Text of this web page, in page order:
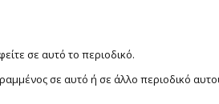
σε αυτό το περιοδικό.
σε αυτό ή σε άλλο περιοδικό